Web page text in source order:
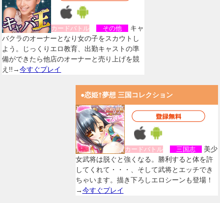
カードバトル その他
キャ
バクラのオーナーとなり女の子をスカウトし
よう。じっくりエロ教育、出勤キャストの準
備ができたら他店のオーナーと売り上げを競
え!!→今すぐプレイ
●恋姫†夢想 三国コレクション
カードバトル 三国志
美少
女武将は脱ぐと強くなる。勝利すると体を許
してくれて・・・、そして武将とエッチでき
ちゃいます。描き下ろしエロシーンも登場！
→今すぐプレイ